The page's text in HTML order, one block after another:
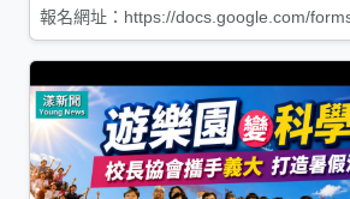
報名網址：https://docs.google.com/